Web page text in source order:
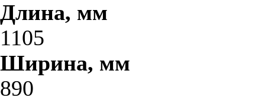
Длина, мм
1105
Ширина, мм
890